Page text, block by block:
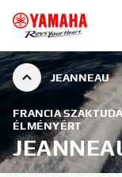
JEANNEAU
FRANCIA
ÉLMÉNYÉRT